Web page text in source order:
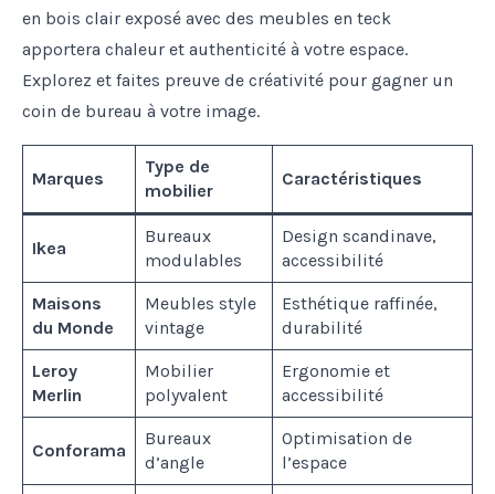
en bois clair exposé avec des meubles en teck
apportera chaleur et authenticité à votre espace.
Explorez et faites preuve de créativité pour gagner un
coin de bureau à votre image.
Marques
Type de
mobilier
Caractéristiques
Ikea
Bureaux
modulables
Design scandinave,
accessibilité
Maisons
du Monde
Meubles style
vintage
Esthétique raffinée,
durabilité
Leroy
Merlin
Mobilier
polyvalent
Ergonomie et
accessibilité
Conforama
Bureaux
d’angle
Optimisation de
l’espace